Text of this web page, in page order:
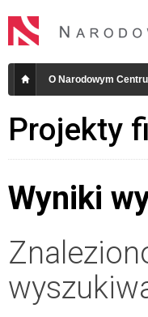
O Narodowym
Projekty
Wyniki